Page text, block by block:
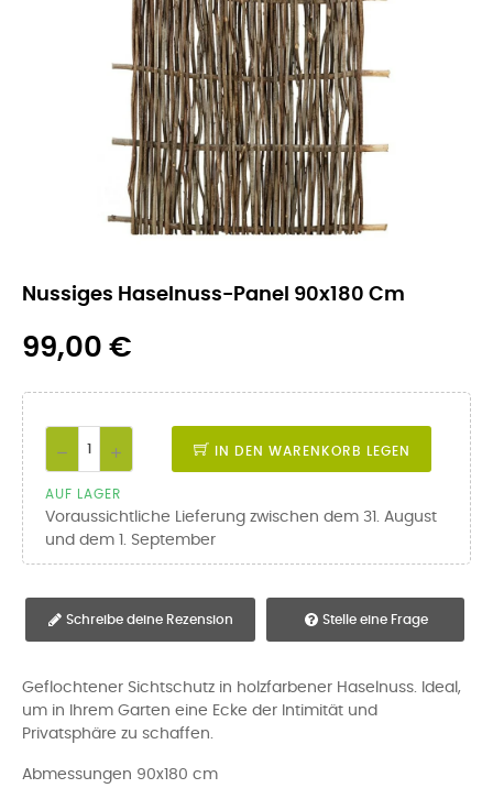
Nussiges Haselnuss-Panel 90x180 Cm
99,00 €
IN DEN WARENKORB LEGEN
AUF LAGER
Voraussichtliche Lieferung zwischen dem 31. August
und dem 1. September
Schreibe deine Rezension Stelle eine Frage
Geflochtener Sichtschutz in holzfarbener Haselnuss. Ideal,
um in Ihrem Garten eine Ecke der Intimität und
Privatsphäre zu schaffen.
Abmessungen 90x180 cm